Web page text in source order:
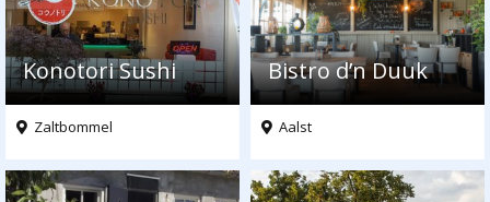
Konotori Sushi
Zaltbommel
Bistro d’n Duuk
Aalst